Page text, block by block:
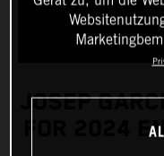
JOSEP
FOR 2024